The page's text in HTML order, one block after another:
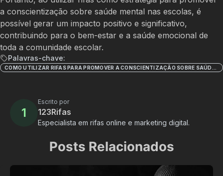
a conscientização sobre saúde mental nas escolas, é
possível gerar um impacto positivo e significativo,
contribuindo para o bem-estar e a saúde emocional de
toda a comunidade escolar.
Palavras-chave:
COMO UTILIZAR RIFAS PARA PROMOVER A CONSCIENTIZAÇÃO SOBRE SAÚDE MENTAL NAS ESCOLAS
1
Escrito por
123Rifas
Especialista em rifas online e marketing digital.
Posts Relacionados